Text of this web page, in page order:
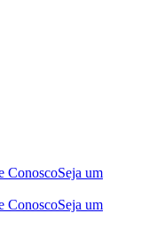
ConoscoSeja um
ConoscoSeja um